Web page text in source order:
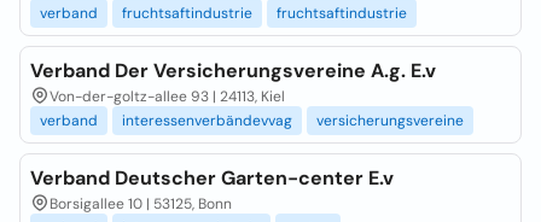
verband
fruchtsaftindustrie fruchtsaftindustrie
Verband Der Versicherungsvereine A.g. E.v
Von-der-goltz-allee 93 | 24113, Kiel
verband
interessenverbändevvag versicherungsvereine
Verband Deutscher Garten-center E.v
Borsigallee 10 | 53125, Bonn